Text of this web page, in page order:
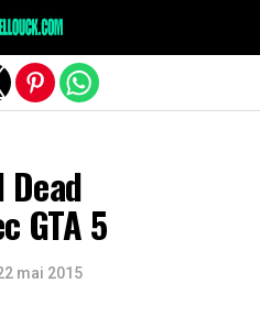
Dead
GTA 5
mai 2015